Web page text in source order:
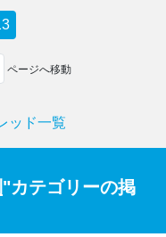
ページへ移動
ッド一覧
"カテゴリーの掲